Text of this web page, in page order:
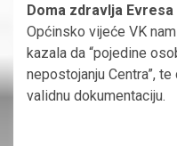
Doma zdravlja
Općinsko vijeće VK
kazala da “pojedine
nepostojanju Centra”,
validnu dokumentaciju.